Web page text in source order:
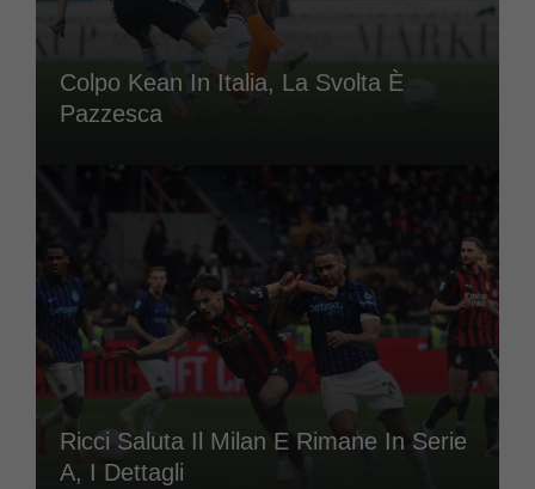
Colpo Kean In Italia, La Svolta È
Pazzesca
Ricci Saluta Il Milan E Rimane In Serie
A, I Dettagli